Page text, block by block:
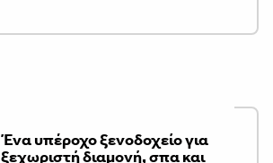
Ένα υπέροχο ξενοδοχείο για
ξεχωριστή διαμονή, σπα και